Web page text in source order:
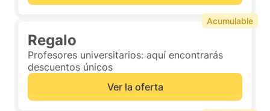
Regalo
Profesores universitarios: aquí encontrarás
descuentos únicos
Ver la oferta
Acumulable